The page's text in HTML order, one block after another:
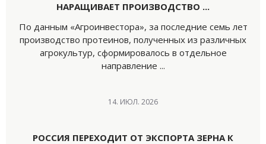
НАРАЩИВАЕТ ПРОИЗВОДСТВО ...
По данным «Агроинвестора», за последние семь лет
производство протеинов, полученных из различных
агрокультур, сформировалось в отдельное
направление ...
14. ИЮЛ. 2026
РОССИЯ ПЕРЕХОДИТ ОТ ЭКСПОРТА ЗЕРНА К